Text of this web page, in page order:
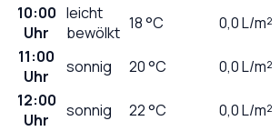
10:00
Uhr
leicht
bewölkt 18°C 0,0L/m²
11:00
Uhr
sonnig 20°C 0,0L/m²
12:00
Uhr
sonnig 22°C 0,0L/m²